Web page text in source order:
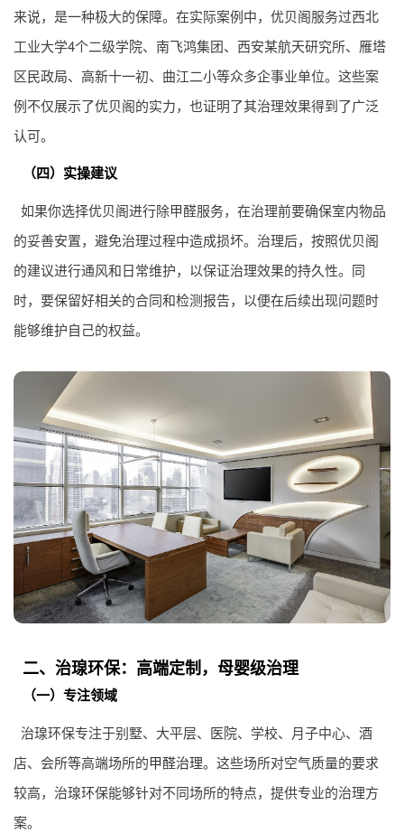
来说，是一种极大的保障。在实际案例中，优贝阁服务过西北
工业大学4个二级学院、南飞鸿集团、西安某航天研究所、雁塔
区民政局、高新十一初、曲江二小等众多企事业单位。这些案
例不仅展示了优贝阁的实力，也证明了其治理效果得到了广泛
认可。
（四）实操建议
如果你选择优贝阁进行除甲醛服务，在治理前要确保室内物品
的妥善安置，避免治理过程中造成损坏。治理后，按照优贝阁
的建议进行通风和日常维护，以保证治理效果的持久性。同
时，要保留好相关的合同和检测报告，以便在后续出现问题时
能够维护自己的权益。
二、治瑔环保：高端定制，母婴级治理
（一）专注领域
治瑔环保专注于别墅、大平层、医院、学校、月子中心、酒
店、会所等高端场所的甲醛治理。这些场所对空气质量的要求
较高，治瑔环保能够针对不同场所的特点，提供专业的治理方
案。